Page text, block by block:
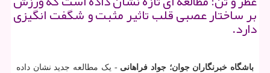
بر ساختار عصبی قلب تاثیر مثبت و شگفت انگیزی
دارد.
باشگاه خبرنگاران جوان؛ جواد فراهانی- یک مطالعه جدید نشان داده